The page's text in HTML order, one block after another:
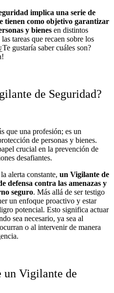
implica una serie de
tienen como objetivo garantizar
y bienes en distintos
las tareas que recaen sobre los
gustaría saber cuáles son?
de Seguridad?
que una profesión; es un
de personas y bienes.
crucial en la prevención de
desafiantes.
alerta constante, un Vigilante de
defensa contra las amenazas y
seguro. Más allá de ser testigo
un enfoque proactivo y estar
potencial. Esto significa actuar
sea necesario, ya sea al
o al intervenir de manera
un Vigilante de